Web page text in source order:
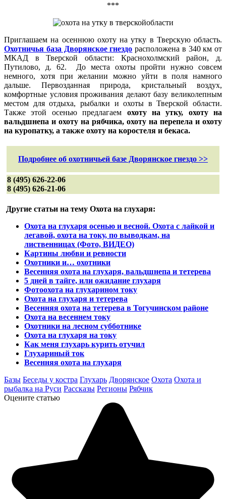
***
Приглашаем на осеннюю охоту на утку в Тверскую область.
Охотничья база Дворянское гнездо расположена в 340 км от
МКАД в Тверской области: Краснохолмский район, д.
Путилово, д. 62. До места охоты пройти нужно совсем
немного, хотя при желании можно уйти в поля намного
дальше. Первозданная природа, кристальный воздух,
комфортные условия проживания делают базу великолепным
местом для отдыха, рыбалки и охоты в Тверской области.
Также этой осенью предлагаем охоту на утку, охоту на
вальдшнепа и охоту на рябчика, охоту на перепела и охоту
на куропатку, а также охоту на коростеля и бекаса.
Подробнее об охотничьей базе Дворянское гнездо >>
8 (495) 626-22-06
8 (495) 626-21-06
Другие статьи на тему Охота на глухаря:
Охота на глухаря осенью и весной. Охота с лайкой и
легавой, охота на току, по выводкам, на
лиственницах (Фото, ВИДЕО)
Картины любви и ревности
Охотники и… охотники
Весенняя охота на глухаря, вальдшнепа и тетерева
5 дней в тайге, или ожидание глухаря
Фотоохота на глухарином току
Охота на глухаря и тетерева
Весенняя охота на тетерева в Тогучинском районе
Охота на весеннем току
Охотники на лесном субботнике
Охота на глухаря на току
Как меня глухарь курить отучил
Глухариный ток
Весенняя охота на глухаря
Базы Беседы у костра Глухарь Дворянское Охота Охота и
рыбалка на Руси Рассказы Регионы Рябчик
Оцените статью